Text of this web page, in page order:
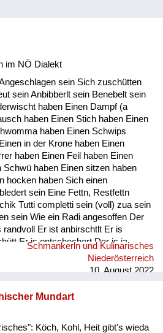
Natur und Landwirtschaft
und Reden
Tier und Alltag
und
im NÖ Dialekt
sein Sich zuschütten
sein Anbibberlt sein Benebelt sein
haben Einen Dampf (a
haben Einen Stich haben Einen
haben Einen Schwips
in der Krone haben Einen
haben Einen Feil haben Einen
Schwü haben Einen sitzen haben
hocken haben Sich einen
sein Eine Fettn, Restfettn
Tutti completti sein (voll) zua sein
sein Wie ein Radi angesoffen Der
Er ist anbirschtlt Er is
Er is ontschechert Der is ja
(steifer Blick) Fett wie ein
Angefüllt sein abgefüllt sein
Schmankerln und Kulinarisches
Niederösterreich
10. August 2022
Mundart
Köch, Kohl, Heit gibt's wieda